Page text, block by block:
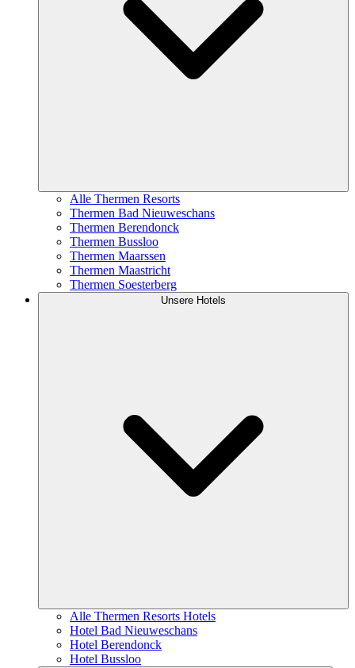
Alle Thermen Resorts
Thermen Bad Nieuweschans
Thermen Berendonck
Thermen Bussloo
Thermen Maarssen
Thermen Maastricht
Thermen Soesterberg
Unsere Hotels
Alle Thermen Resorts Hotels
Hotel Bad Nieuweschans
Hotel Berendonck
Hotel Bussloo